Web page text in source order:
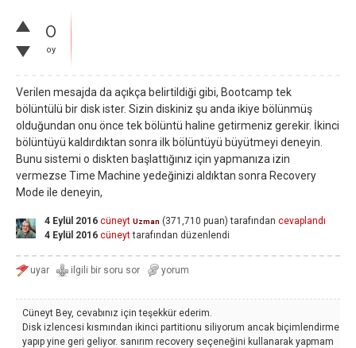
0
oy
Verilen mesajda da açıkça belirtildiği gibi, Bootcamp tek
bölüntülü bir disk ister. Sizin diskiniz şu anda ikiye bölünmüş
olduğundan onu önce tek bölüntü haline getirmeniz gerekir. İkinci
bölüntüyü kaldırdıktan sonra ilk bölüntüyü büyütmeyi deneyin.
Bunu sistemi o diskten başlattığınız için yapmanıza izin
vermezse Time Machine yedeğinizi aldıktan sonra Recovery
Mode ile deneyin,
4 Eylül 2016 cüneyt Uzman (371,710 puan) tarafından cevaplandı
4 Eylül 2016 cüneyttarafından düzenlendi
Cüneyt Bey, cevabınız için teşekkür ederim.
Disk izlencesi kısmından ikinci partitionu siliyorum ancak biçimlendirme
yapıp yine geri geliyor. sanırım recovery seçeneğini kullanarak yapmam